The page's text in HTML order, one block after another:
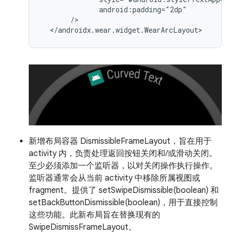
新增布局容器 DismissibleFrameLayout，旨在用于
activity 内，负责处理返回按钮关闭和/或滑动关闭。
至少必须添加一个监听器，以对关闭操作执行操作。
监听器通常会从当前 activity 中移除所属视图或
fragment。提供了 setSwipeDismissible(boolean) 和
setBackButtonDismissible(boolean)，用于直接控制
这些功能。此新布局旨在替换现有的
SwipeDismissFrameLayout。